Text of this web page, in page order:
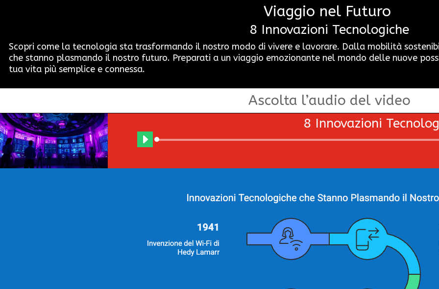
Viaggio nel Futuro
8 Innovazioni Tecnologiche
Scopri come la tecnologia sta trasformando il nostro modo di vivere e lavorare. Dalla mobilità
che stanno plasmando il nostro futuro. Preparati a un viaggio emozionante nel mondo delle nuove
tua vita più semplice e connessa.
Ascolta l’audio del video
8 Innovazioni
Audio